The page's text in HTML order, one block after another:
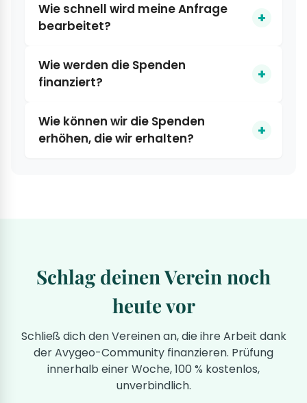
Wie schnell wird meine Anfrage
bearbeitet?
Wie werden die Spenden
finanziert?
Wie können wir die Spenden
erhöhen, die wir erhalten?
Schlag deinen Verein noch
heute vor
Schließ dich den Vereinen an, die ihre Arbeit dank
der Avygeo-Community finanzieren. Prüfung
innerhalb einer Woche, 100 % kostenlos,
unverbindlich.